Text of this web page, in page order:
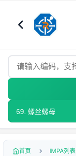
69. 螺丝螺母
首页 IMPA列表